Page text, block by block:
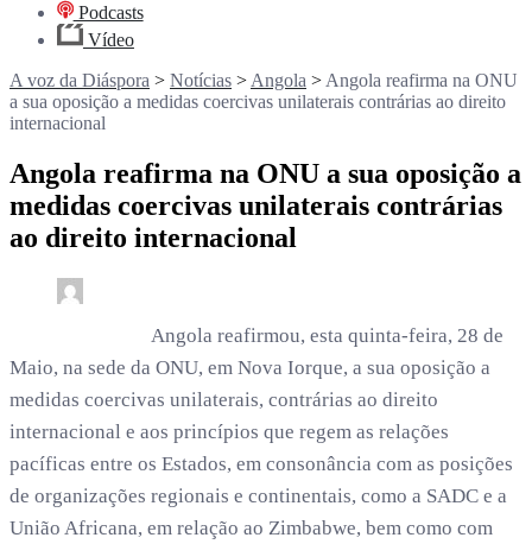
Podcasts
Vídeo
A voz da Diáspora > Notícias > Angola > Angola reafirma na ONU
a sua oposição a medidas coercivas unilaterais contrárias ao direito
internacional
Angola reafirma na ONU a sua oposição a
medidas coercivas unilaterais contrárias
ao direito internacional
Angola reafirmou, esta quinta-feira, 28 de
Maio, na sede da ONU, em Nova Iorque, a sua oposição a
medidas coercivas unilaterais, contrárias ao direito
internacional e aos princípios que regem as relações
pacíficas entre os Estados, em consonância com as posições
de organizações regionais e continentais, como a SADC e a
União Africana, em relação ao Zimbabwe, bem como com